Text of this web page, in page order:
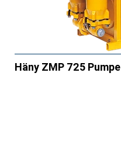
Häny ZMP 725 Pumpe